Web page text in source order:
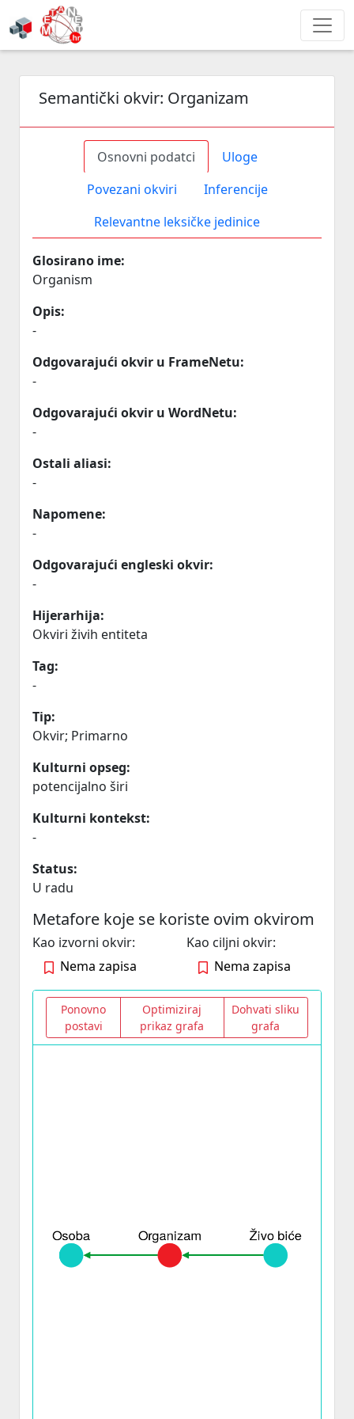
Semantički okvir: Organizam
Osnovni podatci
Uloge
Povezani okviri
Inferencije
Relevantne leksičke jedinice
Glosirano ime:
Organism
Opis:
-
Odgovarajući okvir u FrameNetu:
-
Odgovarajući okvir u WordNetu:
-
Ostali aliasi:
-
Napomene:
-
Odgovarajući engleski okvir:
-
Hijerarhija:
Okviri živih entiteta
Tag:
-
Tip:
Okvir; Primarno
Kulturni opseg:
potencijalno širi
Kulturni kontekst:
-
Status:
U radu
Metafore koje se koriste ovim okvirom
Kao izvorni okvir:
Nema zapisa
Kao ciljni okvir:
Nema zapisa
Ponovno
postavi
Optimiziraj
prikaz grafa
Dohvati sliku
grafa